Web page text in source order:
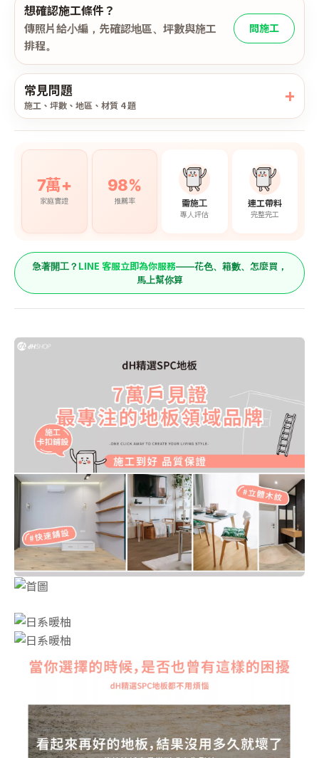
想確認施工條件？
傳照片給小編，先確認地區、坪數與施工
排程。
問施工
常見問題
施工、坪數、地區、材質 4 題
7萬+
家庭實證
98%
推薦率 需施工
專人評估
連工帶料
完整完工
急著開工？ LINE 客服立即為你服務——花色、箱數、怎麼買，
馬上幫你算